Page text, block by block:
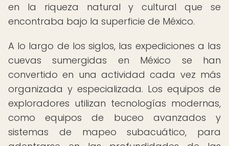
en la riqueza natural y cultural que se
encontraba bajo la superficie de México.
A lo largo de los siglos, las expediciones a las
cuevas sumergidas en México se han
convertido en una actividad cada vez más
organizada y especializada. Los equipos de
exploradores utilizan tecnologías modernas,
como equipos de buceo avanzados y
sistemas de mapeo subacuático, para